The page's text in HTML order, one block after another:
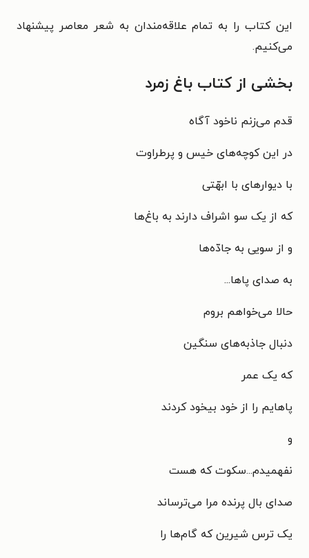
این کتاب را به تمام علاقه‌مندان به شعر معاصر پیشنهاد
می‌کنیم.
بخشی از کتاب باغ زمرد
قدم می‌زنم ناخود آگاه
در این کوچه‌های خیس و پرطراوت
با دیوارهای با ابهّتی
که از یک سو اشراف دارند به باغ‌ها
و از سویی به جادّه‌ها
به صدای پاها...
حالا می‌خواهم بروم
دنبال جاذبه‌های سنگین
که یک عمر
پاهایم را از خود بیخود کردند
و
نفهمیدم...سکوت که هست
صدای بال پرنده مرا می‌ترساند
یک ترس شیرین که گام‌ها را